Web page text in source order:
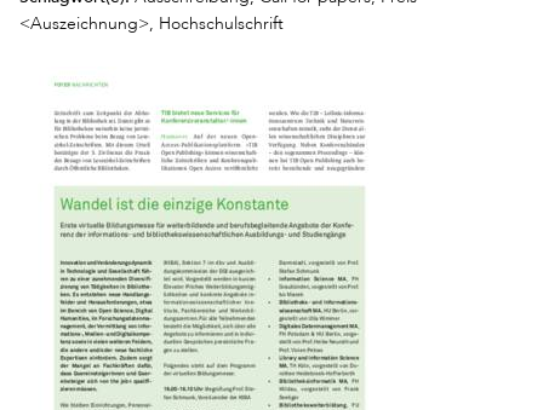
<Auszeichnung>, Hochschulschrift